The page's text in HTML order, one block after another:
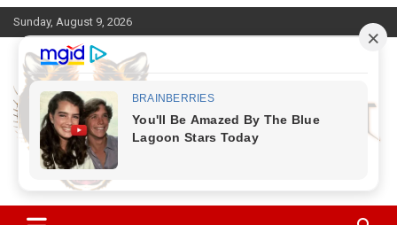
Skip
to
content
Sunday, August 9, 2026
Corbett Halchal (कॉर्बेट हलचल)